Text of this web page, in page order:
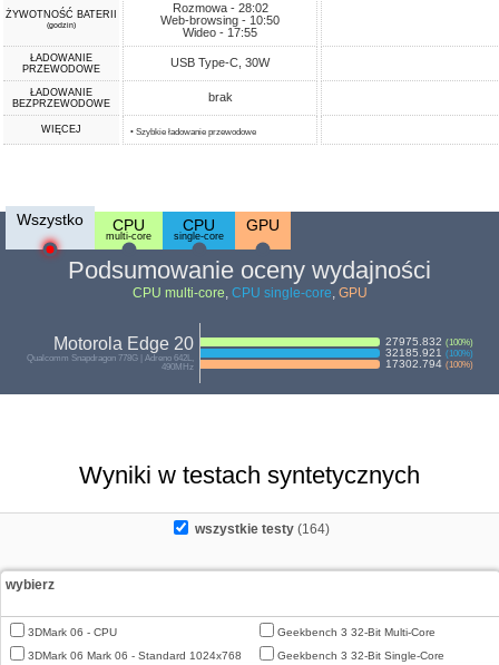
ŻYWOTNOŚĆ BATERII
(godzin)
Rozmowa - 28:02
Web-browsing - 10:50
Wideo - 17:55
ŁADOWANIE
PRZEWODOWE
USB Type-C, 30W
ŁADOWANIE
BEZPRZEWODOWE
brak
WIĘCEJ • Szybkie ładowanie przewodowe
Wszystko CPU
multi-core
CPU
single-core
GPU
Podsumowanie oceny wydajności
CPU multi-core, CPU single-core, GPU
Motorola Edge 20
Qualcomm Snapdragon 778G | Adreno 642L,
490MHz
27975.832 (100%)
32185.921 (100%)
17302.794 (100%)
Wyniki w testach syntetycznych
wszystkie testy (164)
wybierz
3DMark 06 - CPU
3DMark 06 Mark 06 - Standard 1024x768
Geekbench 3 32-Bit Multi-Core
Geekbench 3 32-Bit Single-Core